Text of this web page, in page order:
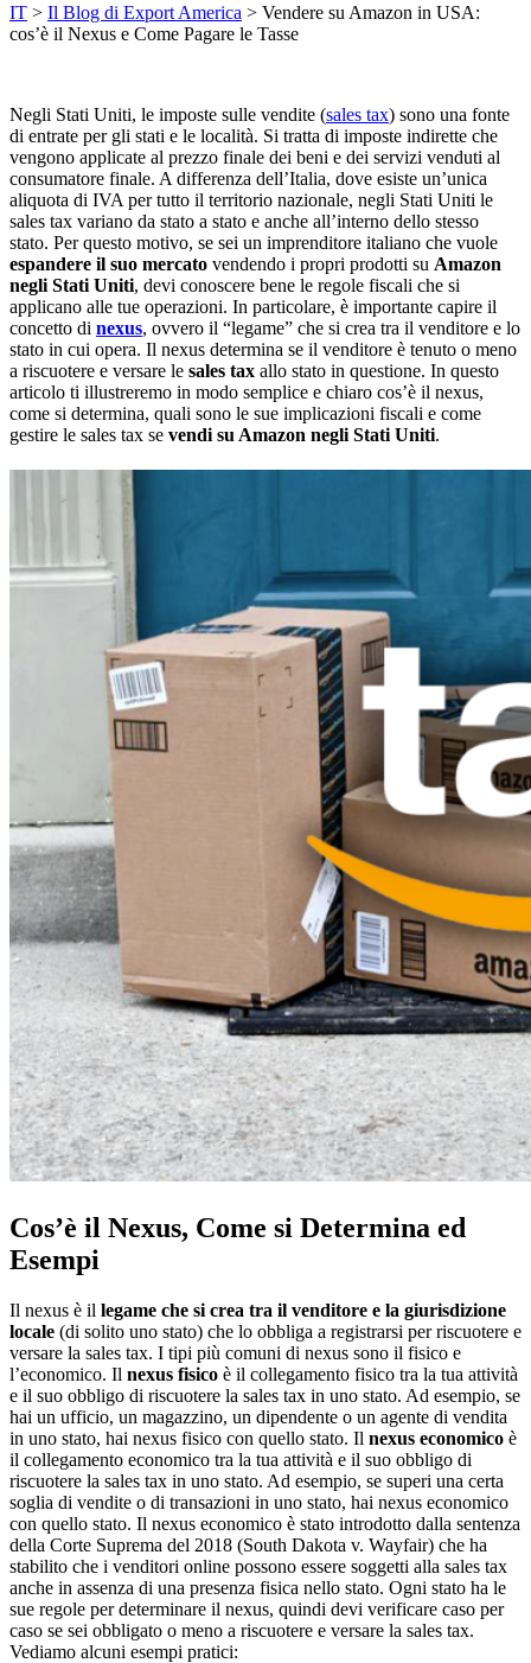
IT > Il Blog di Export America > Vendere su Amazon in USA:
cos’è il Nexus e Come Pagare le Tasse
Negli Stati Uniti, le imposte sulle vendite (sales tax) sono una fonte
di entrate per gli stati e le località. Si tratta di imposte indirette che
vengono applicate al prezzo finale dei beni e dei servizi venduti al
consumatore finale. A differenza dell’Italia, dove esiste un’unica
aliquota di IVA per tutto il territorio nazionale, negli Stati Uniti le
sales tax variano da stato a stato e anche all’interno dello stesso
stato. Per questo motivo, se sei un imprenditore italiano che vuole
espandere il suo mercato vendendo i propri prodotti su Amazon
negli Stati Uniti, devi conoscere bene le regole fiscali che si
applicano alle tue operazioni. In particolare, è importante capire il
concetto di nexus, ovvero il “legame” che si crea tra il venditore e lo
stato in cui opera. Il nexus determina se il venditore è tenuto o meno
a riscuotere e versare le sales tax allo stato in questione. In questo
articolo ti illustreremo in modo semplice e chiaro cos’è il nexus,
come si determina, quali sono le sue implicazioni fiscali e come
gestire le sales tax se vendi su Amazon negli Stati Uniti.
Cos’è il Nexus, Come si Determina ed
Esempi
Il nexus è il legame che si crea tra il venditore e la giurisdizione
locale (di solito uno stato) che lo obbliga a registrarsi per riscuotere e
versare la sales tax. I tipi più comuni di nexus sono il fisico e
l’economico. Il nexus fisico è il collegamento fisico tra la tua attività
e il suo obbligo di riscuotere la sales tax in uno stato. Ad esempio, se
hai un ufficio, un magazzino, un dipendente o un agente di vendita
in uno stato, hai nexus fisico con quello stato. Il nexus economico è
il collegamento economico tra la tua attività e il suo obbligo di
riscuotere la sales tax in uno stato. Ad esempio, se superi una certa
soglia di vendite o di transazioni in uno stato, hai nexus economico
con quello stato. Il nexus economico è stato introdotto dalla sentenza
della Corte Suprema del 2018 (South Dakota v. Wayfair) che ha
stabilito che i venditori online possono essere soggetti alla sales tax
anche in assenza di una presenza fisica nello stato. Ogni stato ha le
sue regole per determinare il nexus, quindi devi verificare caso per
caso se sei obbligato o meno a riscuotere e versare la sales tax.
Vediamo alcuni esempi pratici: